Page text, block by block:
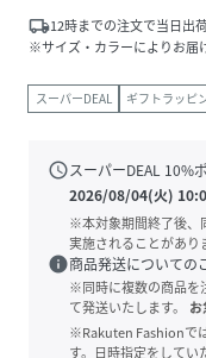
local_shipping12時までの注文で当日出
※サイズ・カラーによりお届
スーパーDEAL ギフトラッピ
scheduleスーパーDEAL 10%
2026/08/04(火)
※本対象期間終了後、
実施されることがあり
info商品発送についての
※同時に複数の商品を
て発送いたします。
※Rakuten Fashionで
す。日時指定をして